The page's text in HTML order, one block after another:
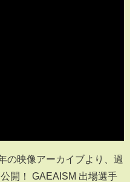
の映像アーカイブより、過
開！ GAEAISM 出場選手